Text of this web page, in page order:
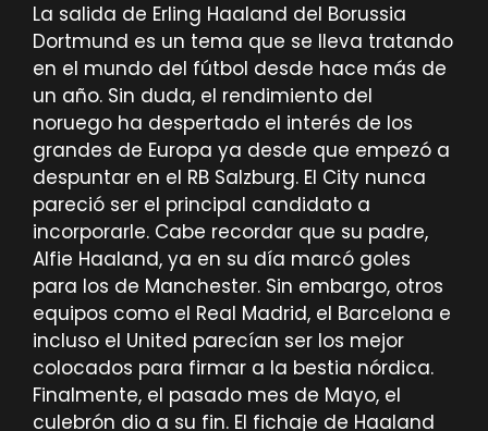
La salida de Erling Haaland del Borussia
Dortmund es un tema que se lleva tratando
en el mundo del fútbol desde hace más de
un año. Sin duda, el rendimiento del
noruego ha despertado el interés de los
grandes de Europa ya desde que empezó a
despuntar en el RB Salzburg. El City nunca
pareció ser el principal candidato a
incorporarle. Cabe recordar que su padre,
Alfie Haaland, ya en su día marcó goles
para los de Manchester. Sin embargo, otros
equipos como el Real Madrid, el Barcelona e
incluso el United parecían ser los mejor
colocados para firmar a la bestia nórdica.
Finalmente, el pasado mes de Mayo, el
culebrón dio a su fin. El fichaje de Haaland